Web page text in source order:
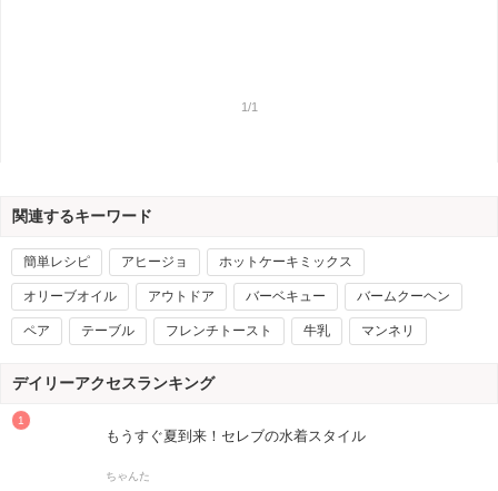
1/1
関連するキーワード
簡単レシピ アヒージョ ホットケーキミックス
オリーブオイル アウトドア バーベキュー バームクーヘン
ペア テーブル フレンチトースト 牛乳 マンネリ
デイリーアクセスランキング
もうすぐ夏到来！セレブの水着スタイル
ちゃんた